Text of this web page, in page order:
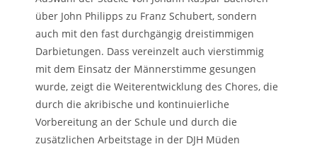
über John Philipps zu Franz Schubert, sondern
auch mit den fast durchgängig dreistimmigen
Darbietungen. Dass vereinzelt auch vierstimmig
mit dem Einsatz der Männerstimme gesungen
wurde, zeigt die Weiterentwicklung des Chores, die
durch die akribische und kontinuierliche
Vorbereitung an der Schule und durch die
zusätzlichen Arbeitstage in der DJH Müden